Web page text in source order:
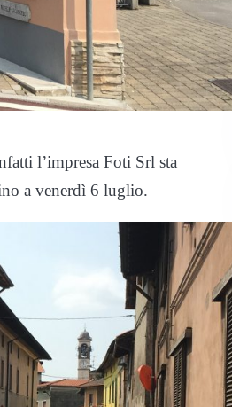
l’impresa Foti Srl sta
a venerdì 6 luglio.